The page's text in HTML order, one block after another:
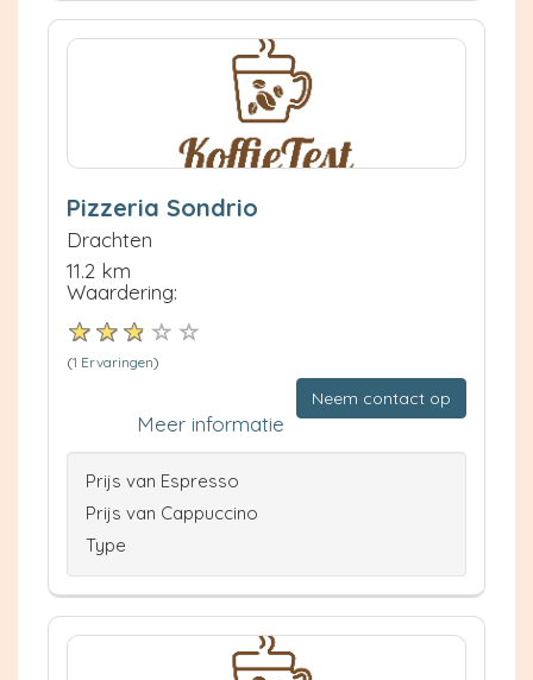
Pizzeria Sondrio
Drachten
11.2 km
Waardering:
(1 Ervaringen)
Neem contact op
Meer informatie
Prijs van Espresso
Prijs van Cappuccino
Type